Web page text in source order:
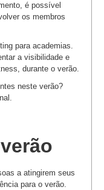
é possível
os membros
para academias.
a visibilidade e
durante o verão.
neste verão?
a atingirem seus
para o verão.